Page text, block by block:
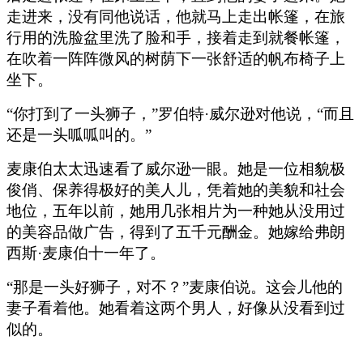
走进来，没有同他说话，他就马上走出帐篷，在旅
行用的洗脸盆里洗了脸和手，接着走到就餐帐篷，
在吹着一阵阵微风的树荫下一张舒适的帆布椅子上
坐下。
“你打到了一头狮子，”罗伯特·威尔逊对他说，“而且
还是一头呱呱叫的。”
麦康伯太太迅速看了威尔逊一眼。她是一位相貌极
俊俏、保养得极好的美人儿，凭着她的美貌和社会
地位，五年以前，她用几张相片为一种她从没用过
的美容品做广告，得到了五千元酬金。她嫁给弗朗
西斯·麦康伯十一年了。
“那是一头好狮子，对不？”麦康伯说。这会儿他的
妻子看着他。她看着这两个男人，好像从没看到过
似的。